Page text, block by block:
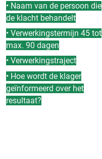
• Naam van de persoon die
de klacht behandelt
• Verwerkingstermijn 45 tot
max. 90 dagen
• Verwerkingstraject
• Hoe wordt de klager
geïnformeerd over het
resultaat?